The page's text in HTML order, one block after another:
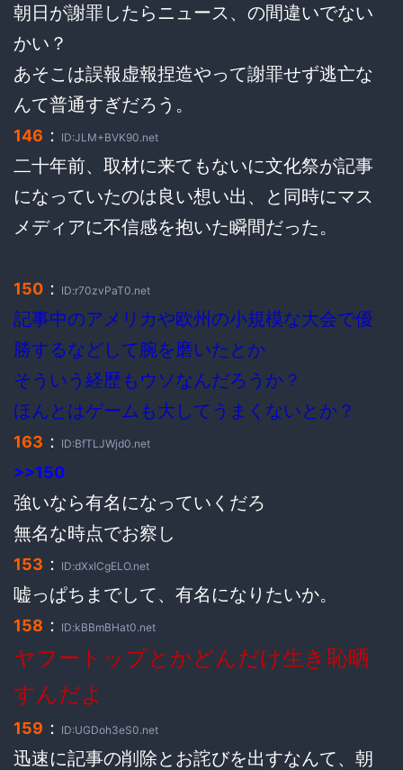
朝日が謝罪したらニュース、の間違いでない
かい？
あそこは誤報虚報捏造やって謝罪せず逃亡な
んて普通すぎだろう。
146 ： ID:JLM+BVK90.net
二十年前、取材に来てもないに文化祭が記事
になっていたのは良い想い出、と同時にマス
メディアに不信感を抱いた瞬間だった。
150 ： ID:r70zvPaT0.net
記事中のアメリカや欧州の小規模な大会で優
勝するなどして腕を磨いたとか
そういう経歴もウソなんだろうか？
ほんとはゲームも大してうまくないとか？
163 ： ID:BfTLJWjd0.net
>>150
強いなら有名になっていくだろ
無名な時点でお察し
153 ： ID:dXxICgELO.net
嘘っぱちまでして、有名になりたいか。
158 ： ID:kBBmBHat0.net
ヤフートップとかどんだけ生き恥晒
すんだよ
159 ： ID:UGDoh3eS0.net
迅速に記事の削除とお詫びを出すなんて、朝